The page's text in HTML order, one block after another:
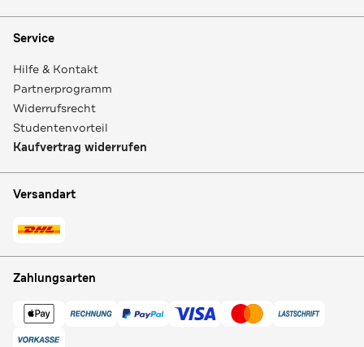
Service
Hilfe & Kontakt
Partnerprogramm
Widerrufsrecht
Studentenvorteil
Kaufvertrag widerrufen
Versandart
Zahlungsarten